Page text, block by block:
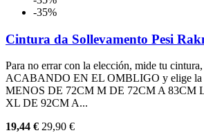
-35%
Cintura da Sollevamento Pesi
Para no errar con la elección, mide tu
ACABANDO EN EL OMBLIGO y elige
MENOS DE 72CM M DE 72CM A 83CM
XL DE 92CM A...
19,44 € 29,90 €